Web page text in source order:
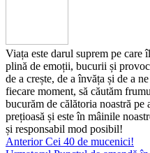
Viața este darul suprem pe care
plină de emoții, bucurii și
de a crește, de a învăța și de a
fiecare moment, să căutăm
bucurăm de călătoria noastră pe
prețioasă și este în mâinile
și responsabil mod posibil!
AnteriorCei 40 de mucenici!